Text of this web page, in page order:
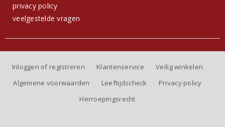
privacy policy
veelgestelde vragen
Inloggen of registreren Klantenservice
Veilig winkelen
Algemene voorwaarden
Leeftijdscheck
Privacy policy
Herroepingsrecht